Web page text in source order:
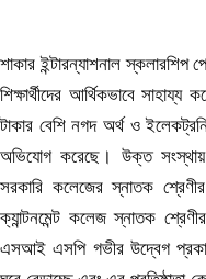
শাকার ইন্টারন্যাশনাল
শিক্ষার্থীদের আর্থিকভাবে
টাকার বেশি নগদ অর্থ ও
অভিযোগ করেছে। উক্ত সংস্থায়
সরকারি কলেজের স্নাতক
ক্যান্টনমেন্ট কলেজ স্নাতক
এসআই এসপি গভীর উদ্বেগ